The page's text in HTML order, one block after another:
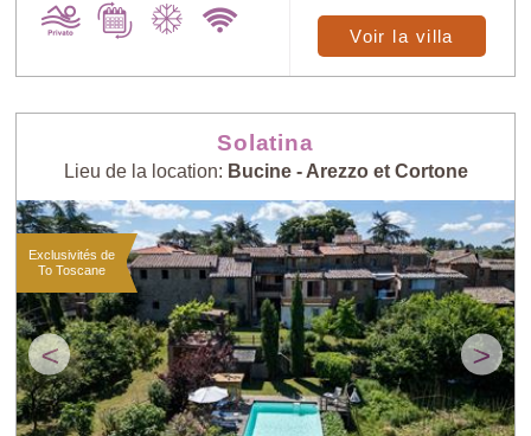
Voir la villa
Solatina
Lieu de la location: Bucine - Arezzo et Cortone
< >
Exclusivités de
To Toscane